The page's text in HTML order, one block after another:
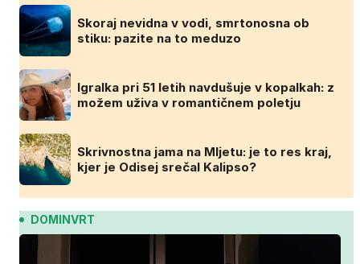
Skoraj nevidna v vodi, smrtonosna ob
stiku: pazite na to meduzo
Igralka pri 51 letih navdušuje v kopalkah: z
možem uživa v romantičnem poletju
Skrivnostna jama na Mljetu: je to res kraj,
kjer je Odisej srečal Kalipso?
DOMINVRT